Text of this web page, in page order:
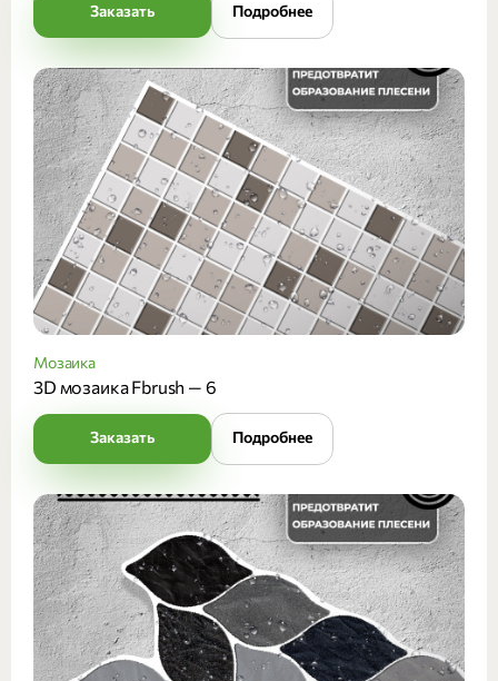
Заказать Подробнее
Мозаика
3D мозаика Fbrush — 6
Заказать Подробнее